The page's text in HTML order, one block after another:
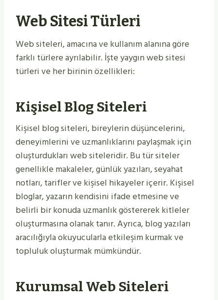
Web Sitesi Türleri
Web siteleri, amacına ve kullanım alanına göre
farklı türlere ayrılabilir. İşte yaygın web sitesi
türleri ve her birinin özellikleri:
Kişisel Blog Siteleri
Kişisel blog siteleri, bireylerin düşüncelerini,
deneyimlerini ve uzmanlıklarını paylaşmak için
oluşturdukları web siteleridir. Bu tür siteler
genellikle makaleler, günlük yazıları, seyahat
notları, tarifler ve kişisel hikayeler içerir. Kişisel
bloglar, yazarın kendisini ifade etmesine ve
belirli bir konuda uzmanlık göstererek kitleler
oluşturmasına olanak tanır. Ayrıca, blog yazıları
aracılığıyla okuyucularla etkileşim kurmak ve
topluluk oluşturmak mümkündür.
Kurumsal Web Siteleri